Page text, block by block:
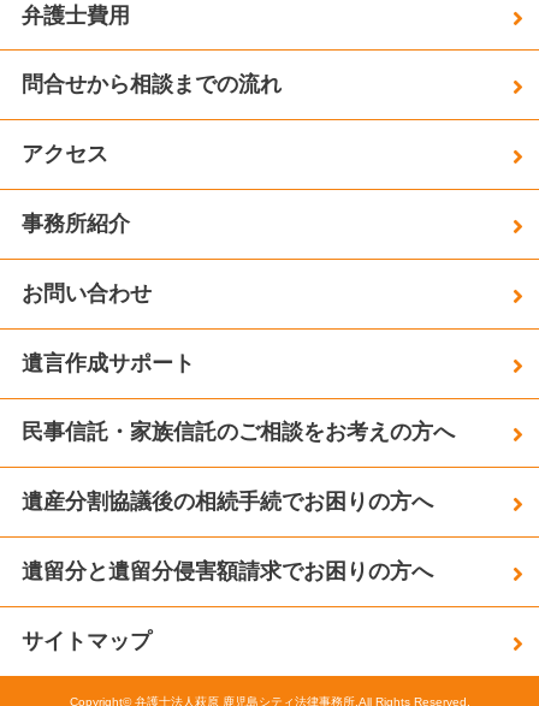
弁護士費用
問合せから相談までの流れ
アクセス
事務所紹介
お問い合わせ
遺言作成サポート
民事信託・家族信託のご相談をお考えの方へ
遺産分割協議後の相続手続でお困りの方へ
遺留分と遺留分侵害額請求でお困りの方へ
サイトマップ
Copyright© 弁護士法人萩原 鹿児島シティ法律事務所.All Rights Reserved.